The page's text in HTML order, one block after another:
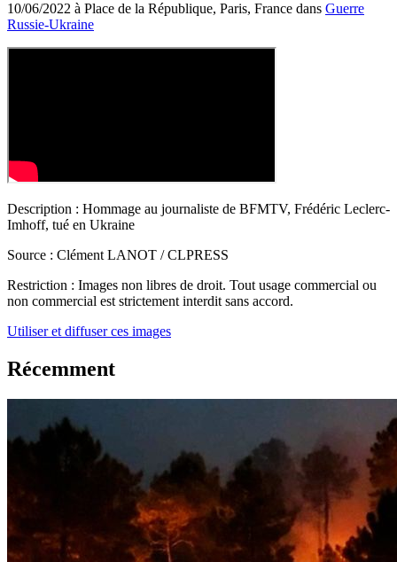
10/06/2022 à Place de la République, Paris, France dans Guerre
Russie-Ukraine
Description : Hommage au journaliste de BFMTV, Frédéric Leclerc-
Imhoff, tué en Ukraine
Source : Clément LANOT / CLPRESS
Restriction : Images non libres de droit. Tout usage commercial ou
non commercial est strictement interdit sans accord.
Utiliser et diffuser ces images
Récemment